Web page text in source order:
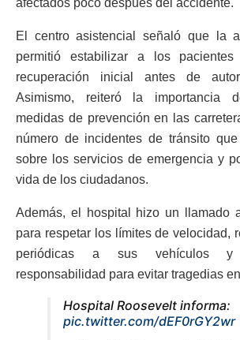
El centro asistencial señaló que la
permitió estabilizar a los
recuperación inicial antes de
Asimismo, reiteró la importancia
medidas de prevención en las
número de incidentes de tránsito
sobre los servicios de emergencia y
vida de los ciudadanos.
Además, el hospital hizo un llamado
para respetar los límites de velocidad,
periódicas a sus vehículos y
responsabilidad para evitar tragedias
Hospital Roosevelt informa:
pic.twitter.com/dEF0rGY2wr